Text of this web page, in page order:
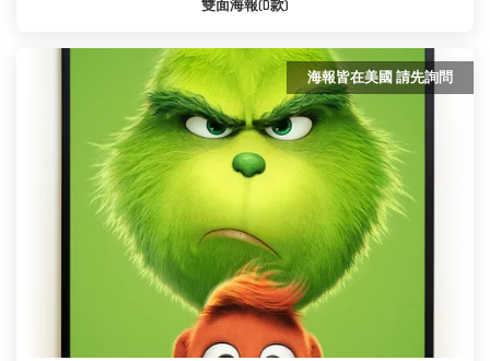
雙面海報(D款)
海報皆在美國 請先詢問